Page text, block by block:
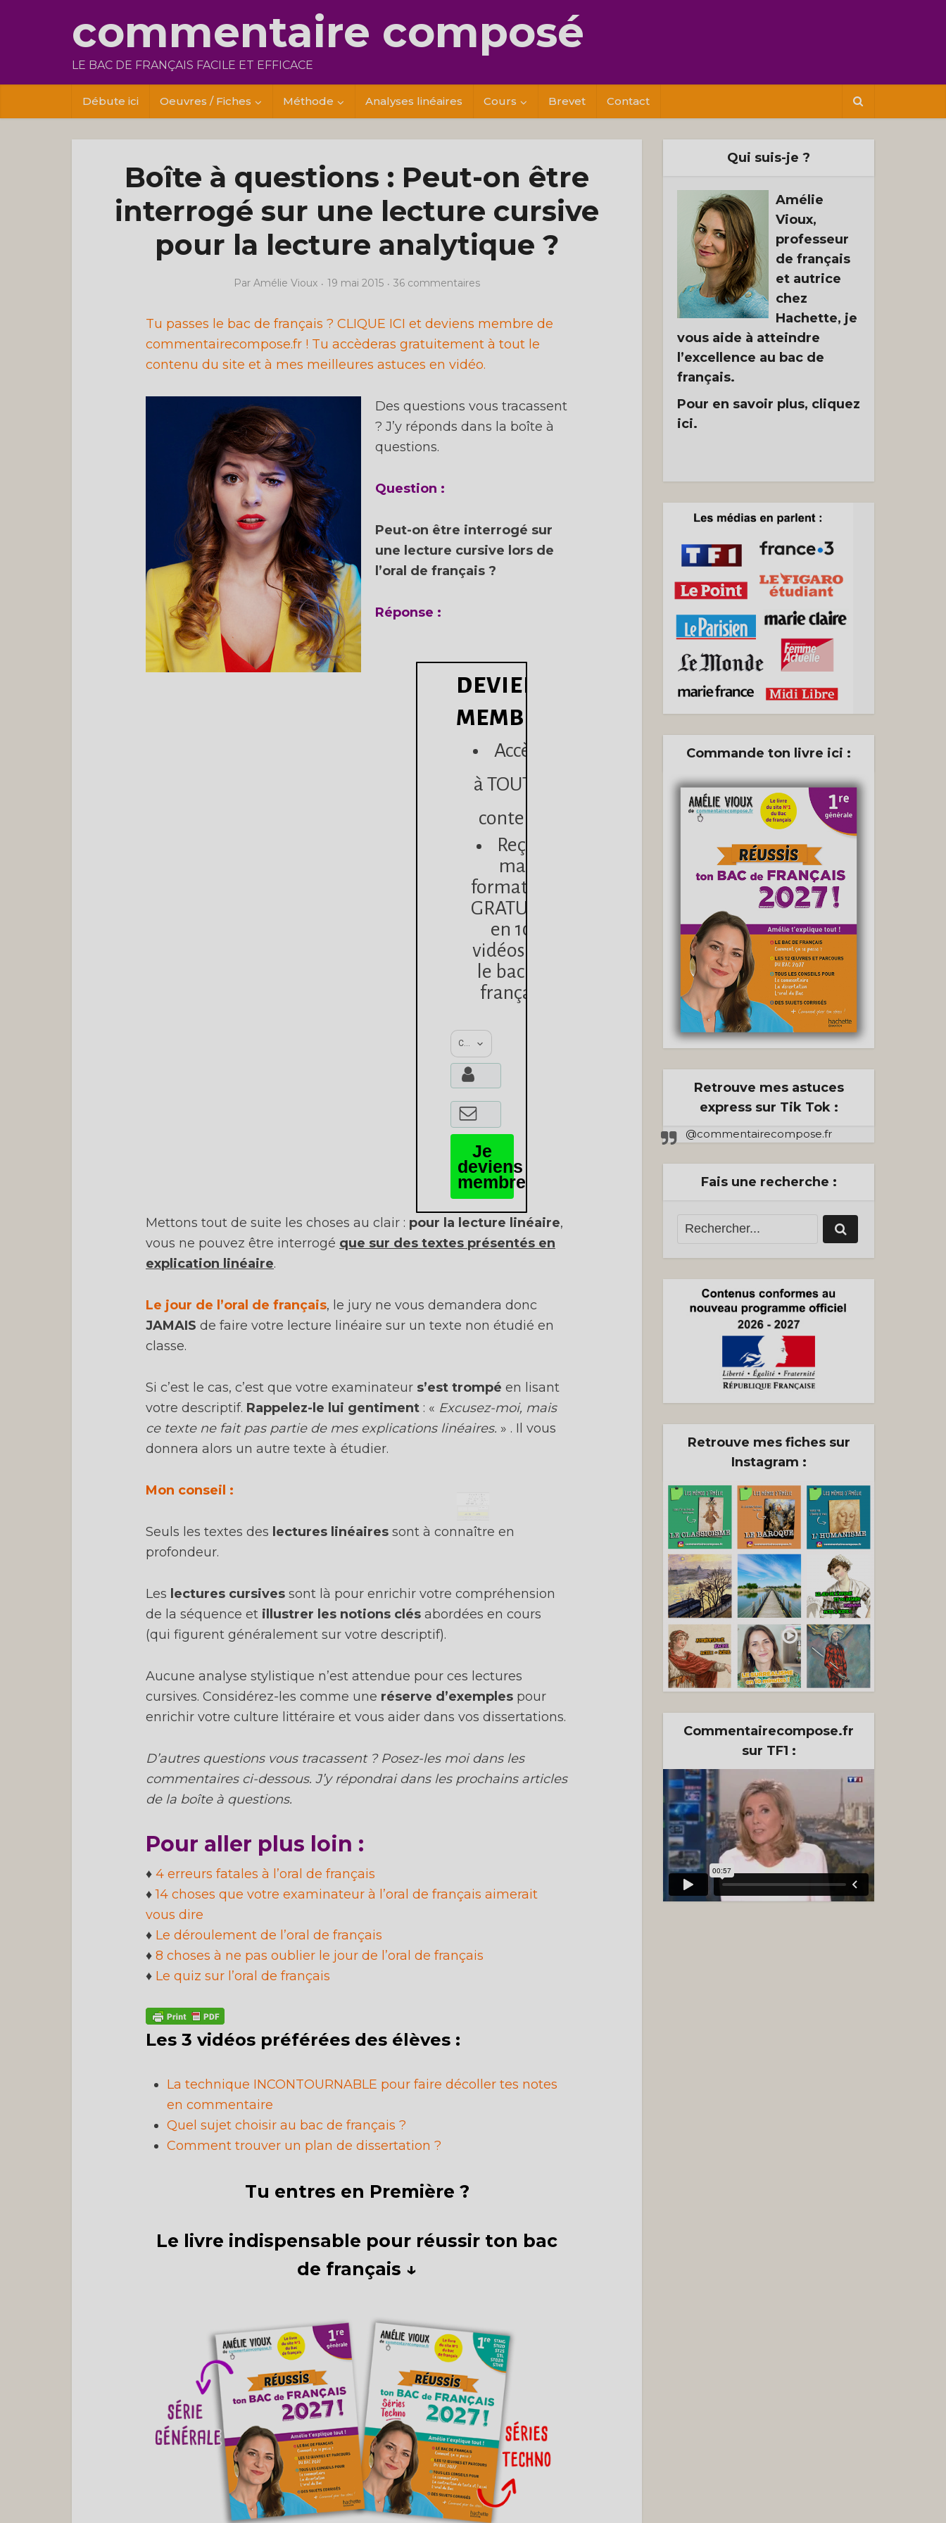
commentaire composé
LE BAC DE FRANÇAIS FACILE ET EFFICACE
Débute ici Oeuvres / Fiches Méthode Analyses linéaires Cours Brevet Contact
Boîte à questions : Peut-on être
interrogé sur une lecture cursive
pour la lecture analytique ?
Par Amélie Vioux 19 mai 2015 36 commentaires
Tu passes le bac de français ? CLIQUE ICI et deviens membre de
commentairecompose.fr ! Tu accèderas gratuitement à tout le
contenu du site et à mes meilleures astuces en vidéo.
Des questions vous tracassent
? J’y réponds dans la boîte à
questions.
Question :
Peut-on être interrogé sur
une lecture cursive lors de
l’oral de français ?
Réponse :
DEVIENS
MEMBRE
Accède
à TOUT le
contenu
Reçois
ma
formation
GRATUITE
en 10
vidéos sur
le bac de
français
Choisis ta classe :
Je
deviens
membre
Mettons tout de suite les choses au clair : pour la lecture linéaire,
vous ne pouvez être interrogé que sur des textes présentés en
explication linéaire.
Le jour de l’oral de français, le jury ne vous demandera donc
JAMAIS de faire votre lecture linéaire sur un texte non étudié en
classe.
Si c’est le cas, c’est que votre examinateur s’est trompé en lisant
votre descriptif. Rappelez-le lui gentiment : « Excusez-moi, mais
ce texte ne fait pas partie de mes explications linéaires. » . Il vous
donnera alors un autre texte à étudier.
Mon conseil :
Seuls les textes des lectures linéaires sont à connaître en
profondeur.
Les lectures cursives sont là pour enrichir votre compréhension
de la séquence et illustrer les notions clés abordées en cours
(qui figurent généralement sur votre descriptif).
Aucune analyse stylistique n’est attendue pour ces lectures
cursives. Considérez-les comme une réserve d’exemples pour
enrichir votre culture littéraire et vous aider dans vos dissertations.
D’autres questions vous tracassent ? Posez-les moi dans les
commentaires ci-dessous. J’y répondrai dans les prochains articles
de la boîte à questions.
Pour aller plus loin :
♦ 4 erreurs fatales à l’oral de français
♦14 choses que votre examinateur à l’oral de français aimerait
vous dire
♦ Le déroulement de l’oral de français
♦ 8 choses à ne pas oublier le jour de l’oral de français
♦ Le quiz sur l’oral de français
Les 3 vidéos préférées des élèves :
La technique INCONTOURNABLE pour faire décoller tes notes
en commentaire
Quel sujet choisir au bac de français ?
Comment trouver un plan de dissertation ?
Tu entres en Première ?
Le livre indispensable pour réussir ton bac
de français ↓
Qui suis-je ?
Amélie
Vioux,
professeur
de français
et autrice
chez
Hachette, je
vous aide à atteindre
l’excellence au bac de
français.
Pour en savoir plus, cliquez
ici.
Commande ton livre ici :
Retrouve mes astuces
express sur Tik Tok :
@commentairecompose.fr
Fais une recherche :
Retrouve mes fiches sur
Instagram :
Commentairecompose.fr
sur TF1 :
Comme des milliers
d'élèves avant toi :
Accède GRATUITEMENTà
Oui, je m'inscris !
conseils à temps et ton inscription ne servira à rien !